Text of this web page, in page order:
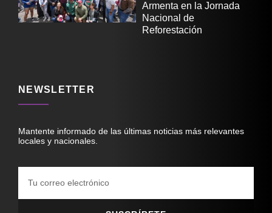
Armenta en la Jornada
Nacional de
Reforestación
NEWSLETTER
Mantente informado de las últimas noticias más relevantes
locales y nacionales.